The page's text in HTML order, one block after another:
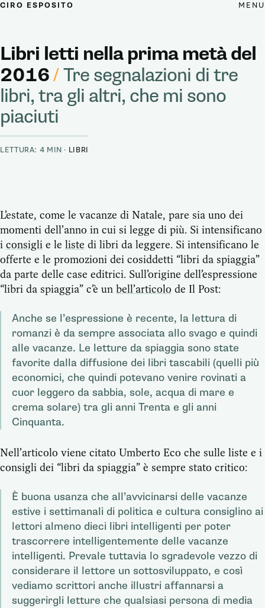
CIRO ESPOSITO MENU
Libri letti nella prima metà del
2016/Tre segnalazioni di tre
libri, tra gli altri, che mi sono
piaciuti
LETTURA: 4 MIN · LIBRI
L’estate, come le vacanze di Natale, pare sia uno dei
momenti dell’anno in cui si legge di più. Si intensificano
i consigli e le liste di libri da leggere. Si intensificano le
offerte e le promozioni dei cosiddetti “libri da spiaggia”
da parte delle case editrici. Sull’origine dell’espressione
“libri da spiaggia” c’è un bell’articolo de Il Post:
Anche se l’espressione è recente, la lettura di
romanzi è da sempre associata allo svago e quindi
alle vacanze. Le letture da spiaggia sono state
favorite dalla diffusione dei libri tascabili (quelli più
economici, che quindi potevano venire rovinati a
cuor leggero da sabbia, sole, acqua di mare e
crema solare) tra gli anni Trenta e gli anni
Cinquanta.
Nell’articolo viene citato Umberto Eco che sulle liste e i
consigli dei “libri da spiaggia” è sempre stato critico:
È buona usanza che all’avvicinarsi delle vacanze
estive i settimanali di politica e cultura consiglino ai
lettori almeno dieci libri intelligenti per poter
trascorrere intelligentemente delle vacanze
intelligenti. Prevale tuttavia lo sgradevole vezzo di
considerare il lettore un sottosviluppato, e così
vediamo scrittori anche illustri affannarsi a
suggerirgli letture che qualsiasi persona di media